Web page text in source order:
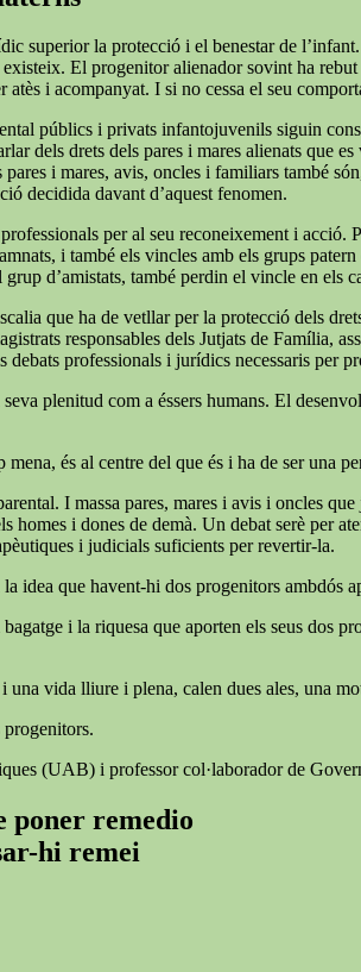
superior la protecció i el benestar de
El progenitor alienador sovint ha
i acompanyat. I si no cessa el seu
públics i privats infantojuvenils siguin
dels drets dels pares i mares alienats que
i mares, avis, oncles i familiars també
decidida davant d’aquest fenomen.
per al seu reconeixement i
i també els vincles amb els grups
d’amistats, també perdin el vincle en els
que ha de vetllar per la protecció dels
responsables dels Jutjats de Família,
professionals i jurídics necessaris per
plenitud com a éssers humans. El
és al centre del que és i ha de ser una
I massa pares, mares i avis i oncles
i dones de demà. Un debat serè per
i judicials suficients per revertir-la.
idea que havent-hi dos progenitors ambdós
i la riquesa que aporten els seus dos
vida lliure i plena, calen dues ales, una
progenitors.
(UAB) i professor col·laborador de
poner remedio
hi remei